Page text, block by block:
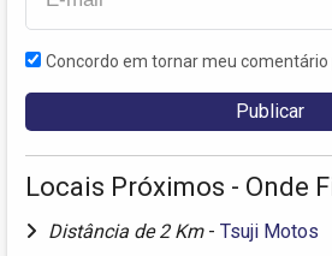
Concordo em tornar meu comentário
Locais Próximos - Onde
Distância de 2 Km - Tsuji Motos